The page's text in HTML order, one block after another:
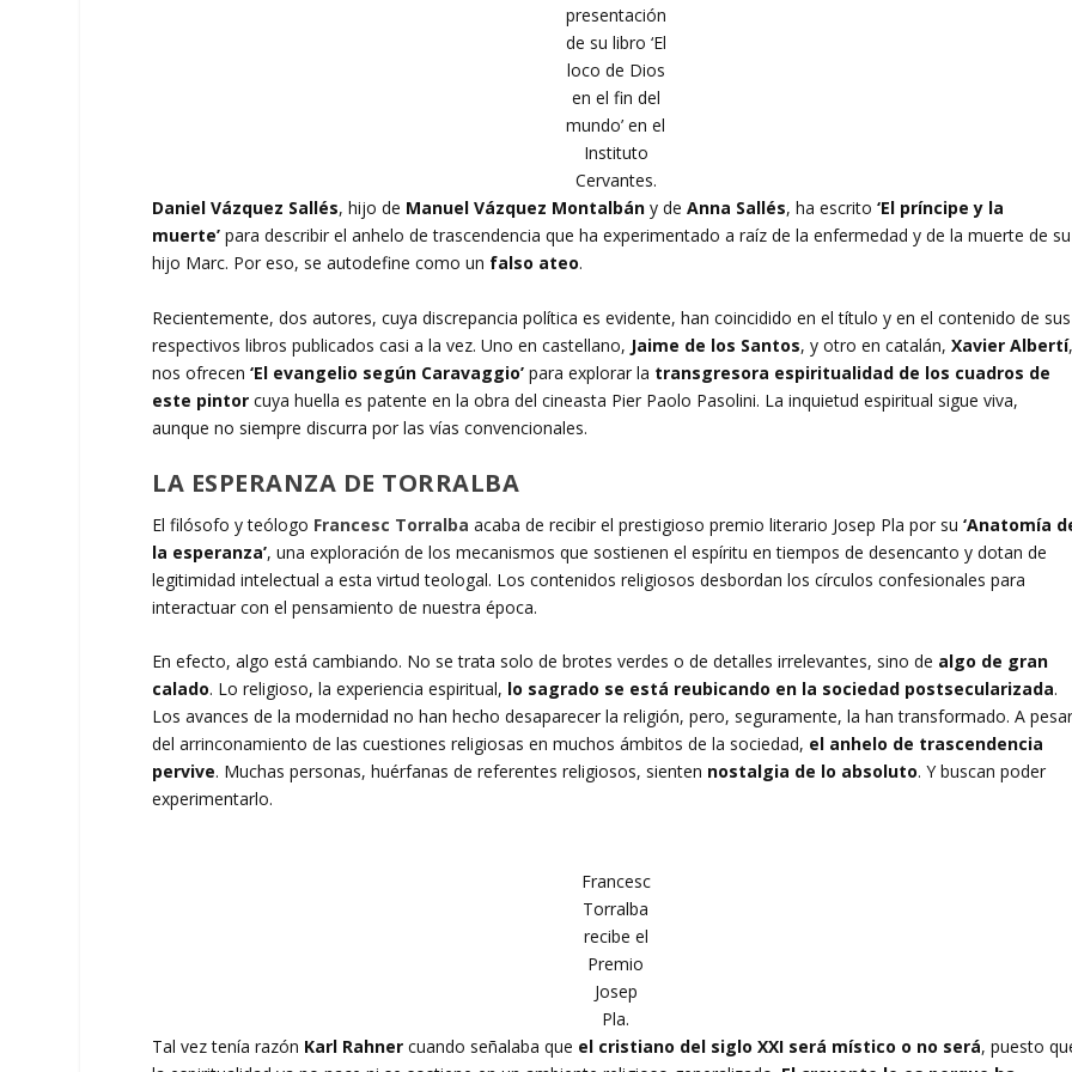
presentación
de su libro ‘El
loco de Dios
en el fin del
mundo’ en el
Instituto
Cervantes.
Daniel Vázquez Sallés, hijo de Manuel Vázquez Montalbán y deAnna Sallés, ha escrito ‘El príncipe y la
muerte’ para describir el anhelo de trascendencia que ha experimentado a raíz de la enfermedad y de la muerte de su
hijo Marc. Por eso, se autodefine como un falso ateo.
Recientemente, dos autores, cuya discrepancia política es evidente, han coincidido en el título y en el contenido de sus
respectivos libros publicados casi a la vez. Uno en castellano, Jaime de los Santos, y otro en catalán,Xavier Albertí
nos ofrecen‘El evangelio según Caravaggio’ para explorar la transgresora espiritualidad de los cuadros de
este pintor cuya huella es patente en la obra del cineasta Pier Paolo Pasolini. La inquietud espiritual sigue viva,
aunque no siempre discurra por las vías convencionales.
LA ESPERANZA DE TORRALBA
El filósofo y teólogo Francesc Torralba acaba de recibir el prestigioso premio literario Josep Pla por su‘Anatomía
la esperanza’, una exploración de los mecanismos que sostienen el espíritu en tiempos de desencanto y dotan de
legitimidad intelectual a esta virtud teologal. Los contenidos religiosos desbordan los círculos confesionales para
interactuar con el pensamiento de nuestra época.
En efecto, algo está cambiando. No se trata solo de brotes verdes o de detalles irrelevantes, sino de algo de gran
calado. Lo religioso, la experiencia espiritual, lo sagrado se está reubicando en la sociedad postsecularizada.
Los avances de la modernidad no han hecho desaparecer la religión, pero, seguramente, la han transformado. A
del arrinconamiento de las cuestiones religiosas en muchos ámbitos de la sociedad, el anhelo de trascendencia
pervive. Muchas personas, huérfanas de referentes religiosos, sienten nostalgia de lo absoluto. Y buscan poder
experimentarlo.
Francesc
Torralba
recibe el
Premio
Josep
Pla.
Tal vez tenía razón Karl Rahner cuando señalaba que el cristiano del siglo XXI será místico o no será, puesto